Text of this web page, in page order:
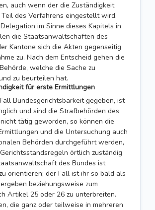
auch wenn der die Zuständigkeit
des Verfahrens eingestellt wird.
im Sinne dieses Kapitels in
die Staatsanwaltschaften des
Kantone sich die Akten gegenseitig
zu. Nach dem Entscheid gehen die
welche die Sache zu
zu beurteilen hat.
für erste Ermittlungen
Bundesgerichtsbarkeit gegeben, ist
und sind die Strafbehörden des
tätig geworden, so können die
und die Untersuchung auch
Behörden durchgeführt werden,
örtlich zuständig
des Bundes ist
orientieren; der Fall ist ihr so bald als
beziehungsweise zum
Artikel 25 oder 26 zu unterbreiten.
die ganz oder teilweise in mehreren